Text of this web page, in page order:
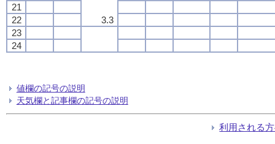
3.3
21
22
23
24
値欄の記号の説明
天気欄と記事欄の記号の説明
利用される